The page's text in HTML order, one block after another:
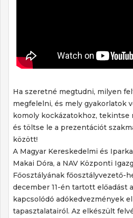
Ha szeretné megtudni, milyen
megfelelni, és mely gyakorlatok
komoly kockázatokhoz, tekintse
és töltse le a prezentációt
között!
A Magyar Kereskedelmi és
Makai Dóra, a NAV Központi
Főosztályának főosztályvezető-
december 11-én tartott előadást
kapcsolódó adókedvezmények
tapasztalatairól. Az elkészült